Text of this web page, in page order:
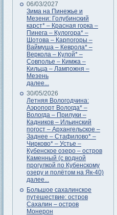
06/03/2027
Зима на Пинежье и
Мезени: Голубинский
карст* – Красная горка –
Пинега – Кулогора* –
Шотова – Карпогоры –
Ваймуша – Кеврола* –
Веркола – Кулой* –
Совполье – Кимжа –
Кильца – Лампожня –
Мезень
далее...
30/05/2026
Летняя Вологодчина:
Аэропорт Вологда* –
Вологда – Прилуки –
Кадников – Ильинский
погост – Архангельское –
Заднее – Стафилово* –
Чирково* – Устье –
Кубенское озеро – остров
Каменный (с водной
прогулкой по Кубенскому
озеру и полётом на Як-40)
далее...
Большое сахалинское
путешествие: остров
Сахалин – остров
Монерон